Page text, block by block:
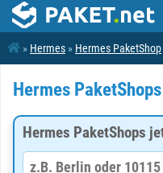
» Hermes » Hermes PaketShop
Hermes
Hermes PaketShops